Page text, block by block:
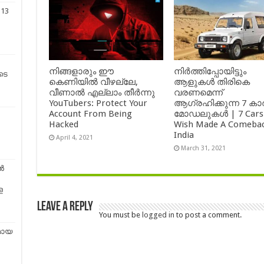
നിങ്ങളാരും ഈ
കെണിയിൽ വീഴല്ലേ,
വീണാൽ എല്ലാം തീർന്നു
YouTubers: Protect Your
Account From Being
Hacked
April 4, 2021
നിർത്തിപ്പോയിട്ടും
ആളുകൾ തിരികെ
വരണമെന്ന്
ആഗ്രഹിക്കുന്ന 7
മോഡലുകൾ | 7 Cars
Wish Made A
India
March 31, 2021
Leave a Reply
You must be logged in to post a comment.